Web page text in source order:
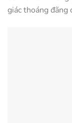
giác thoáng đãng